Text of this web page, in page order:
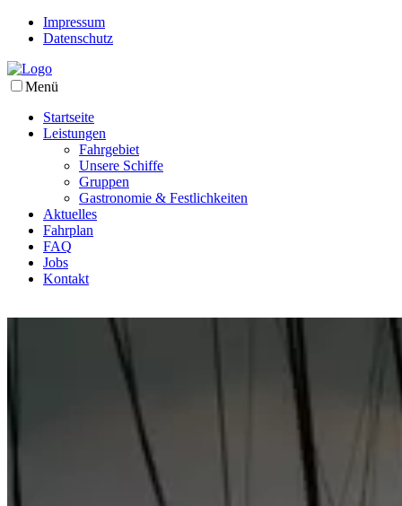
Impressum
Datenschutz
Menü
Startseite
Leistungen
Fahrgebiet
Unsere Schiffe
Gruppen
Gastronomie & Festlichkeiten
Aktuelles
Fahrplan
FAQ
Jobs
Kontakt